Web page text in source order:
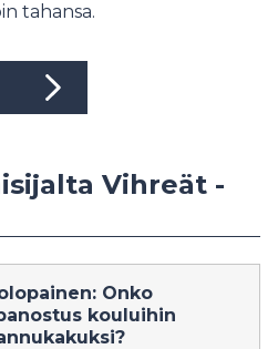
tahansa.
Vihreät -
Onko
kouluihin